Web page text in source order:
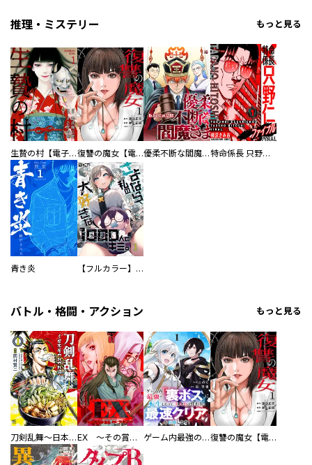
推理・ミステリー もっと見る
生贄の村【電子単行本版】 復讐の魔女【電子単行本版】 優柔不断な閻魔さま 特命係長 只野仁ファイナル 愛蔵版
青き炎 【フルカラー】さよなら、私の大好きな１０００人のキミ。
バトル・格闘・アクション もっと見る
刀剣乱舞～日本号つれづれ酒～ EX ～その賞金稼ぎは、世界の出口を探す～【単行本版】 ゲーム内最強の『裏ボス』に転生したので、主人公の代わりに最速クリアを目指します！【電子単行本版】 復讐の魔女【電子単行本版】